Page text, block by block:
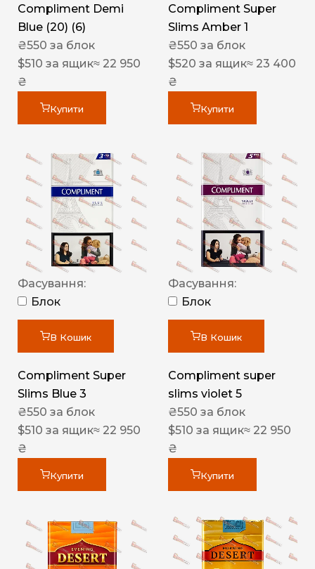
Compliment Demi
Blue (20) (6)
₴550 за блок
$510 за ящик≈ 22 950
₴
Купити
Compliment Super
Slims Amber 1
₴550 за блок
$520 за ящик≈ 23 400
₴
Купити
Фасування:
Блок
В Кошик
Compliment Super
Slims Blue 3
₴550 за блок
$510 за ящик≈ 22 950
₴
Купити
Фасування:
Блок
В Кошик
Compliment super
slims violet 5
₴550 за блок
$510 за ящик≈ 22 950
₴
Купити